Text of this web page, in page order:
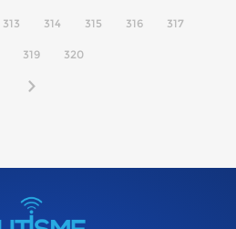
313 314 315 316 317
319 320